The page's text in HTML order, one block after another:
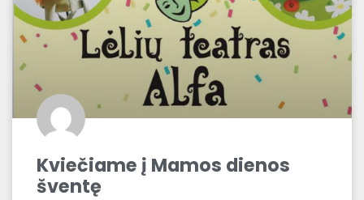
Kviečiame į Mamos dienos
šventę